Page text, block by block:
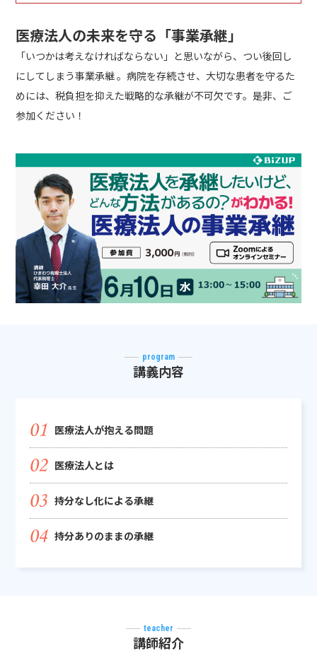
医療法人の未来を守る「事業承継」
「いつかは考えなければならない」と思いながら、つい後回し
にしてしまう事業承継 。病院を存続させ、大切な患者を守るた
めには、税負担を抑えた戦略的な承継が不可欠です。是非、ご
参加ください！
program
講義内容
医療法人が抱える問題
医療法人とは
持分なし化による承継
持分ありのままの承継
teacher
講師紹介